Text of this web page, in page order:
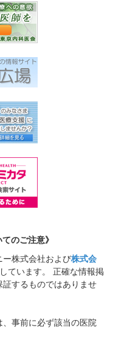
のご注意》
ー株式会社および株式会
ています。 正確な情報掲
するものではありませ
事前に必ず該当の医院